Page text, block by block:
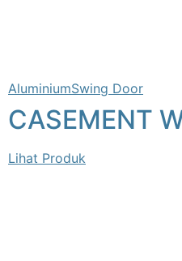
AluminiumSwing Door
CASEMENT
Lihat Produk